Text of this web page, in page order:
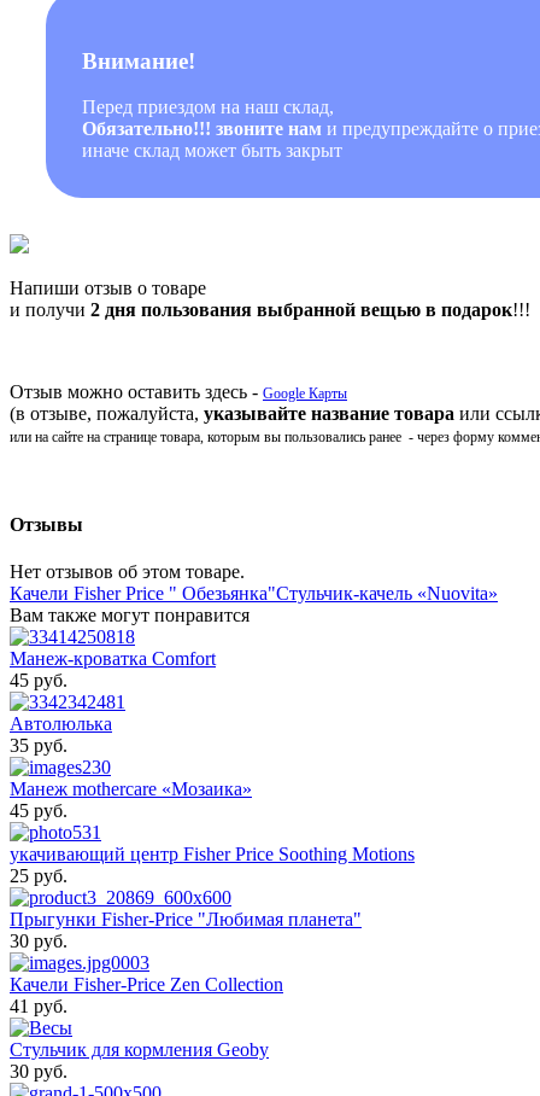
Внимание!
Перед приездом на наш склад,
Обязательно!!! звоните нам и предупреждайте о
иначе склад может быть закрыт
Напиши отзыв о товаре
и получи 2 дня пользования выбранной вещью в подарок!!!
Отзыв можно оставить здесь - Google Карты
(в отзыве, пожалуйста, указывайте название товара или
или на сайте на странице товара, которым вы пользовались ранее - через форму
Отзывы
Нет отзывов об этом товаре.
Качели Fisher Price " Обезьянка"Стульчик-качель «Nuovita»
Вам также могут понравится
Манеж-кроватка Comfort
45 pуб.
Автолюлька
35 pуб.
Манеж mothercare «Мозаика»
45 pуб.
укачивающий центр Fisher Price Soothing Motions
25 pуб.
Прыгунки Fisher-Price "Любимая планета"
30 pуб.
Качели Fisher-Price Zen Collection
41 pуб.
Стульчик для кормления Geoby
30 pуб.